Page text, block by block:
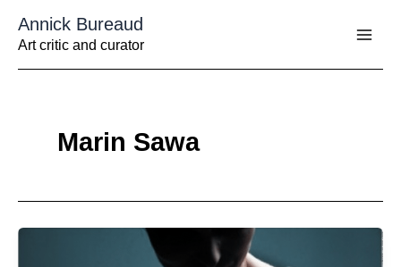
contenu
Annick Bureaud
Art critic and curator
Marin Sawa